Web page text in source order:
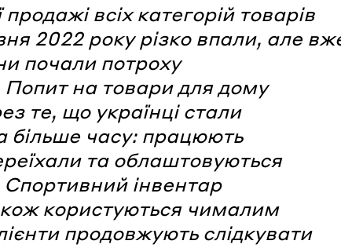
продажі всіх категорій товарів
2022 року різко впали, але
почали потроху
Попит на товари для дому
те, що українці стали
більше часу: працюють
та облаштовуються
інвентар
користуються чималим
продовжують слідкувати